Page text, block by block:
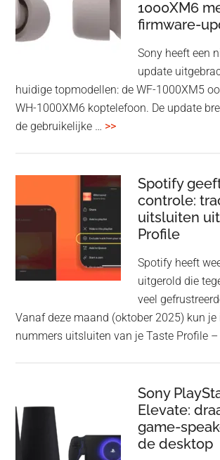
presenteren
zonder
Wi-
1000XM6
firmware-
Sony heeft een
update
huidige topmodellen: de WF-1000XM5
WH-1000XM6 koptelefoon. De update
de gebruikelijke … >>overSony
sharing
WF-
en
1000XM6
nieuwe
Spotify
controle:
uitsluiten
Profile
Spotify heeft
uitgerold die
veel
Vanaf deze maand (oktober 2025) kun
nummers uitsluiten van je Taste Profile
Sony
Elevate:
game-
de desktop